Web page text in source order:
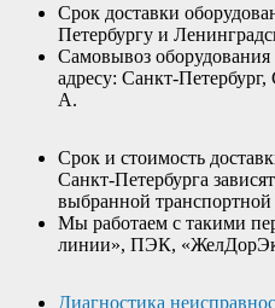
Срок доставки
Петербургу и
Самовывоз оборудования
адресу: Санкт-
А.
Срок и стоимость
Санкт-Петербурга
выбранной
Мы работаем с такими
линии», ПЭК,
Диагностика